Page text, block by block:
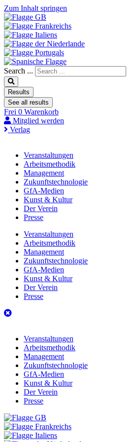
Zum Inhalt springen
Search ...
Results
See all results
Frei 0 Warenkorb
Mitglied werden
Verlag
Veranstaltungen
Arbeitsmethodik
Management
Zukunftstechnologie
GfA-Medien
Kunst & Kultur
Der Verein
Presse
Veranstaltungen
Arbeitsmethodik
Management
Zukunftstechnologie
GfA-Medien
Kunst & Kultur
Der Verein
Presse
Veranstaltungen
Arbeitsmethodik
Management
Zukunftstechnologie
GfA-Medien
Kunst & Kultur
Der Verein
Presse